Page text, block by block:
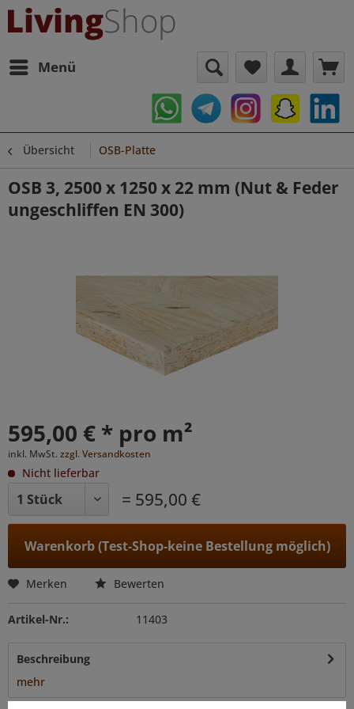
Menü
Übersicht OSB-Platte
OSB 3, 2500 x 1250 x 22 mm (Nut & Feder
ungeschliffen EN 300)
595,00 € * pro m²
inkl. MwSt. zzgl. Versandkosten
Nicht lieferbar
= 595,00 €
Warenkorb (Test-Shop-keine Bestellung möglich)
Merken Bewerten
Artikel-Nr.: 11403
Beschreibung
mehr